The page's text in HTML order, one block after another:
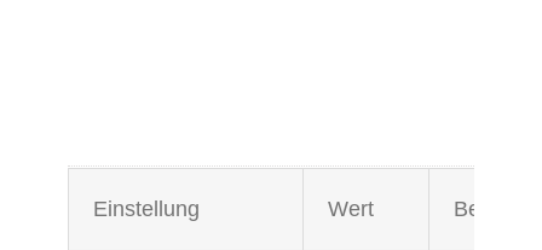
Einstellung Wert